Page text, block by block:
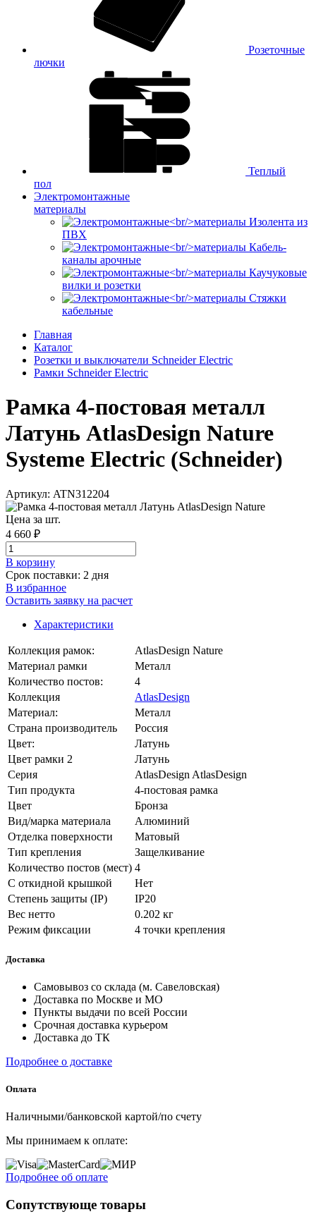
Розеточные
лючки
Теплый
пол
Электромонтажные
материалы
Изолента из
ПВХ
Кабель-
каналы арочные
Каучуковые
вилки и розетки
Стяжки
кабельные
Главная
Каталог
Розетки и выключатели Schneider Electric
Рамки Schneider Electric
Рамка 4-постовая металл
Латунь AtlasDesign Nature
Systeme Electric (Schneider)
Артикул: ATN312204
Цена за шт.
4 660 ₽
В корзинy
Срок поставки: 2 дня
В избранное
Оставить заявку на расчет
Характеристики
Коллекция рамок:
AtlasDesign Nature
Материал рамки
Металл
Количество постов:
4
Коллекция
AtlasDesign
Материал:
Металл
Страна производитель
Россия
Цвет:
Латунь
Цвет рамки 2
Латунь
Серия
AtlasDesign AtlasDesign
Тип продукта
4-постовая рамка
Цвет
Бронза
Вид/марка материала
Алюминий
Отделка поверхности
Матовый
Тип крепления
Защелкивание
Количество постов (мест) 4
С откидной крышкой
Нет
Степень защиты (IP)
IP20
Вес нетто
0.202 кг
Режим фиксации
4 точки крепления
Доставка
Самовывоз со склада (м. Савеловская)
Доставка по Москве и МО
Пункты выдачи по всей России
Срочная доставка курьером
Доставка до ТК
Подробнее о доставке
Оплата
Наличными/банковской картой/по счету
Мы принимаем к оплате:
Подробнее об оплате
Сопутствующе товары